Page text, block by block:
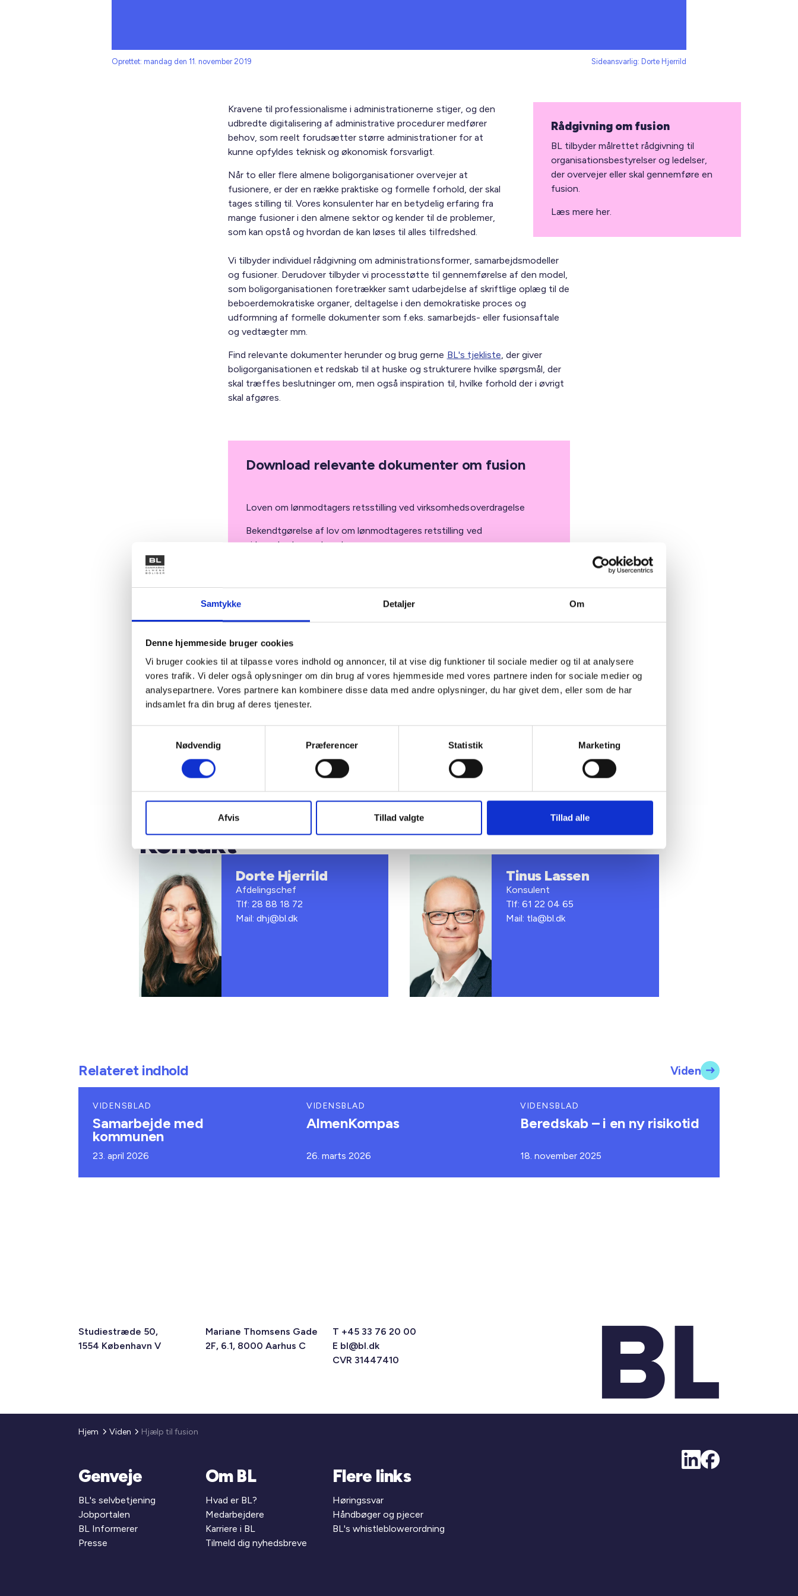
Samtykke Detaljer Om
Denne hjemmeside bruger cookies
Vi bruger cookies til at tilpasse vores indhold og annoncer, til at vise dig funktioner til sociale medier og til at analysere
vores trafik. Vi deler også oplysninger om din brug af vores hjemmeside med vores partnere inden for sociale medier og
analysepartnere. Vores partnere kan kombinere disse data med andre oplysninger, du har givet dem, eller som de har
indsamlet fra din brug af deres tjenester.
Nødvendig
Præferencer Statistik Marketing
Afvis Tillad valgte Tillad alle
Oprettet: mandag den 11. november 2019 Sideansvarlig: Dorte Hjerrild
Rådgivning om fusion
BL tilbyder målrettet rådgivning til
organisationsbestyrelser og ledelser,
der overvejer eller skal gennemføre en
fusion.
Læs mere her.
Kravene til professionalisme i administrationerne stiger, og den
udbredte digitalisering af administrative procedurer medfører
behov, som reelt forudsætter større administrationer for at
kunne opfyldes teknisk og økonomisk forsvarligt.
Når to eller flere almene boligorganisationer overvejer at
fusionere, er der en række praktiske og formelle forhold, der skal
tages stilling til. Vores konsulenter har en betydelig erfaring fra
mange fusioner i den almene sektor og kender til de problemer,
som kan opstå og hvordan de kan løses til alles tilfredshed.
Vi tilbyder individuel rådgivning om administrationsformer, samarbejdsmodeller
og fusioner. Derudover tilbyder vi processtøtte til gennemførelse af den model,
som boligorganisationen foretrækker samt udarbejdelse af skriftlige oplæg til de
beboerdemokratiske organer, deltagelse i den demokratiske proces og
udformning af formelle dokumenter som f.eks. samarbejds- eller fusionsaftale
og vedtægter mm.
Find relevante dokumenter herunder og brug gerne BL's tjekliste, der giver
boligorganisationen et redskab til at huske og strukturere hvilke spørgsmål, der
skal træffes beslutninger om, men også inspiration til, hvilke forhold der i øvrigt
skal afgøres.
Download relevante dokumenter om fusion
Loven om lønmodtagers retsstilling ved virksomhedsoverdragelse
Bekendtgørelse af lov om lønmodtageres retstilling ved
virksomhedsoverdragelse
Udkast til brev til økonomistyrelsen - digital tinglysning
Udkast til brev til kreditorer
Udkast til brev til kommune
Udkast til brev til Landsbyggefonden
Forskelle på fælles administration og fusion
Kontakt
Dorte Hjerrild
Afdelingschef
Tlf: 28 88 18 72
Mail: dhj@bl.dk
Tinus Lassen
Konsulent
Tlf: 61 22 04 65
Mail: tla@bl.dk
Relateret indhold Viden
VIDENSBLAD
Samarbejde med
kommunen
23. april 2026
VIDENSBLAD
AlmenKompas
26. marts 2026
VIDENSBLAD
Beredskab – i en ny risikotid
18. november 2025
Studiestræde 50,
1554 København V
Mariane Thomsens Gade
2F, 6.1, 8000 Aarhus C
T +45 33 76 20 00
E bl@bl.dk
CVR 31447410
Hjem Viden Hjælp til fusion
Genveje
BL's selvbetjening
Jobportalen
BL Informerer
Presse
Om BL
Hvad er BL?
Medarbejdere
Karriere i BL
Tilmeld dig nyhedsbreve
Flere links
Høringssvar
Håndbøger og pjecer
BL's whistleblowerordning